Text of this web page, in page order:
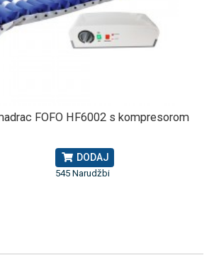
FOFO HF6002 s kompresorom
DODAJ
545 Narudžbi